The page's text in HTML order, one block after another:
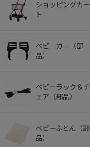
ショッピングカー
ト
ベビーカー（部
品）
ベビーラック＆チ
ェア（部品）
ベビーふとん（部
品）